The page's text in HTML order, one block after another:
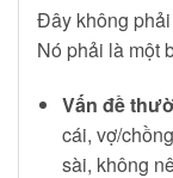
Đây không phải
Nó phải là một
Vấn đề
cái, vợ/
sài, không